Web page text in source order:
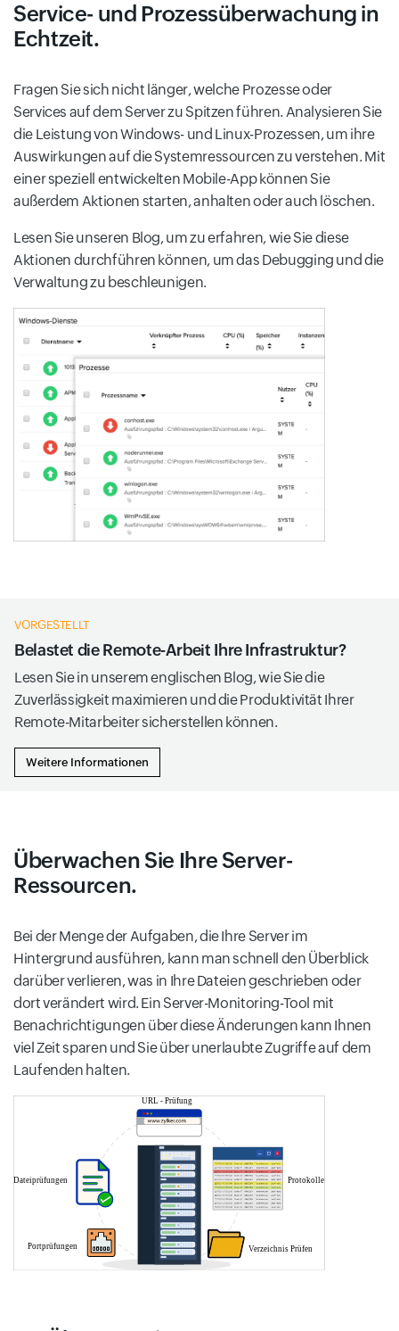
Service- und Prozessüberwachung in
Echtzeit.
Fragen Sie sich nicht länger, welche Prozesse oder
Services auf dem Server zu Spitzen führen. Analysieren Sie
die Leistung von Windows- und Linux-Prozessen, um ihre
Auswirkungen auf die Systemressourcen zu verstehen. Mit
einer speziell entwickelten Mobile-App können Sie
außerdem Aktionen starten, anhalten oder auch löschen.
Lesen Sie unseren Blog, um zu erfahren, wie Sie diese
Aktionen durchführen können, um das Debugging und die
Verwaltung zu beschleunigen.
VORGESTELLT
Belastet die Remote-Arbeit Ihre Infrastruktur?
Lesen Sie in unserem englischen Blog, wie Sie die
Zuverlässigkeit maximieren und die Produktivität Ihrer
Remote-Mitarbeiter sicherstellen können.
Weitere Informationen
Überwachen Sie Ihre Server-
Ressourcen.
Bei der Menge der Aufgaben, die Ihre Server im
Hintergrund ausführen, kann man schnell den Überblick
darüber verlieren, was in Ihre Dateien geschrieben oder
dort verändert wird. Ein Server-Monitoring-Tool mit
Benachrichtigungen über diese Änderungen kann Ihnen
viel Zeit sparen und Sie über unerlaubte Zugriffe auf dem
Laufenden halten.